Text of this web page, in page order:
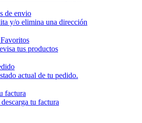
de envio
y/o elimina una dirección
tus productos
actual de tu pedido.
factura
tu factura